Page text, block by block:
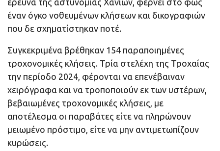
έρευνα της αστυνομίας Χανίων, φέρνει στο φως
έναν όγκο νοθευμένων κλήσεων και δικογραφιών
που δε σχηματίστηκαν ποτέ.
Συγκεκριμένα βρέθηκαν 154 παραποιημένες
τροχονομικές κλήσεις. Τρία στελέχη της Τροχαίας
την περίοδο 2024, φέρονται να επενέβαιναν
χειρόγραφα και να τροποποιούν εκ των υστέρων,
βεβαιωμένες τροχονομικές κλήσεις, με
αποτέλεσμα οι παραβάτες είτε να πληρώνουν
μειωμένο πρόστιμο, είτε να μην αντιμετωπίζουν
κυρώσεις.